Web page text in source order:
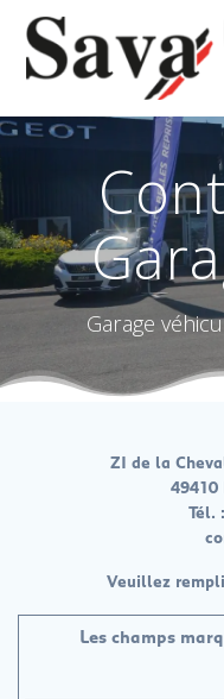
Garage
ZI de la
49410
Tél. :
Veuillez
Les champs